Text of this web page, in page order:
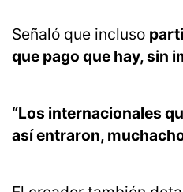
Señaló que incluso
que pago que hay, sin
“Los internacionales
así entraron,